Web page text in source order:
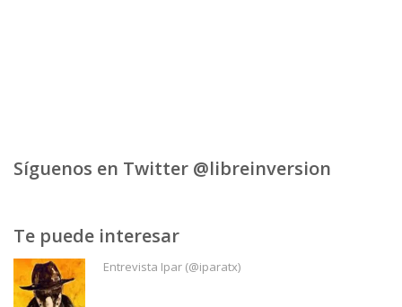
Síguenos en Twitter @libreinversion
Te puede interesar
Entrevista Ipar (@iparatx)